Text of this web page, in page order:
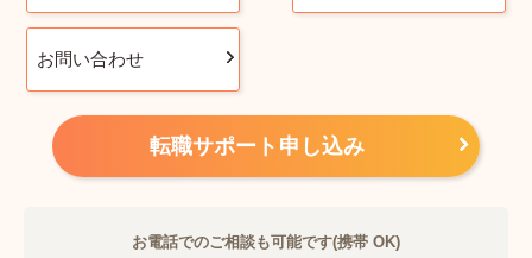
お問い合わせ
転職サポート申し込み
お電話でのご相談も可能です(携帯 OK)